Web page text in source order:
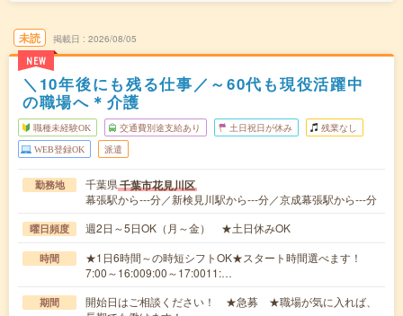
未読
NEW
掲載日 2026/08/05
＼10年後にも残る仕事／～60代も現役活躍中
の職場へ＊介護
職種未経験OK 交通費別途支給あり 土日祝日が休み 残業なし
WEB登録OK 派遣
勤務地 千葉県千葉市花見川区
幕張駅から---分／新検見川駅から---分／京成幕張駅から---分
曜日頻度 週2日～5日OK（月～金） ★土日休みOK
時間
★1日6時間～の時短シフトOK★スタート時間選べます！
7:00～16:009:00～17:0011:…
期間
開始日はご相談ください！ ★急募 ★職場が気に入れば、